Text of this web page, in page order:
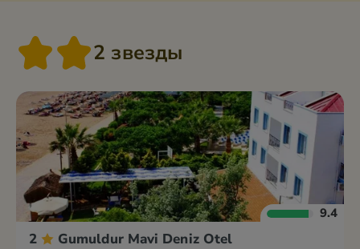
2 звезды
9.4
2 Gumuldur Mavi Deniz Otel